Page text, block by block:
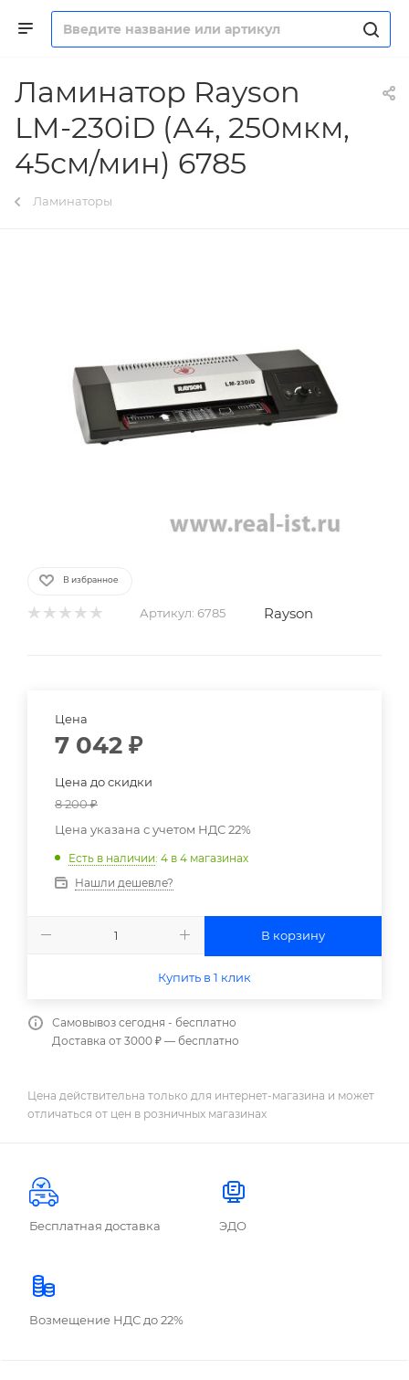
Ламинатор Rayson
LM-230iD (А4, 250мкм,
45см/мин) 6785
Ламинаторы
В избранное
Артикул: 6785 Rayson
Цена
7 042 ₽
Цена до скидки
8 200₽
Цена указана с учетом НДС 22%
Есть в наличии: 4 в 4 магазинах
Нашли дешевле?
В корзину
Купить в 1 клик
Самовывоз сегодня - бесплатно
Доставка от 3000 ₽ — бесплатно
Цена действительна только для интернет-магазина и может
отличаться от цен в розничных магазинах
Бесплатная доставка ЭДО
Возмещение НДС до 22%